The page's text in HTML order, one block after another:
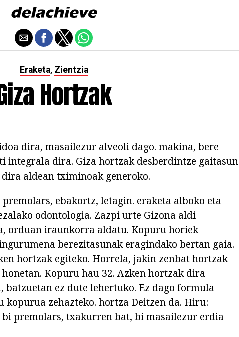
Eraketa, Zientzia
Hortzak
dira, masailezur alveoli dago. makina, bere
integrala dira. Giza hortzak desberdintze gaitasun
aldean tximinoak generoko.
premolars, ebakortz, letagin. eraketa alboko eta
odontologia. Zazpi urte Gizona aldi
orduan iraunkorra aldatu. Kopuru horiek
berezitasunak eragindako bertan gaia.
hortzak egiteko. Horrela, jakin zenbat hortzak
Kopuru hau 32. Azken hortzak dira
ez dute lehertuko. Ez dago formula
kopurua zehazteko. hortza Deitzen da. Hiru:
bi premolars, txakurren bat, bi masailezur erdia